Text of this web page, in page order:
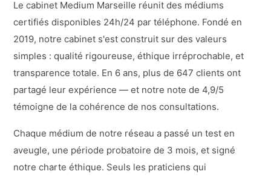
Le cabinet Medium Marseille réunit des médiums
certifiés disponibles 24h/24 par téléphone. Fondé en
2019, notre cabinet s'est construit sur des valeurs
simples : qualité rigoureuse, éthique irréprochable, et
transparence totale. En 6 ans, plus de 647 clients ont
partagé leur expérience — et notre note de 4,9/5
témoigne de la cohérence de nos consultations.
Chaque médium de notre réseau a passé un test en
aveugle, une période probatoire de 3 mois, et signé
notre charte éthique. Seuls les praticiens qui